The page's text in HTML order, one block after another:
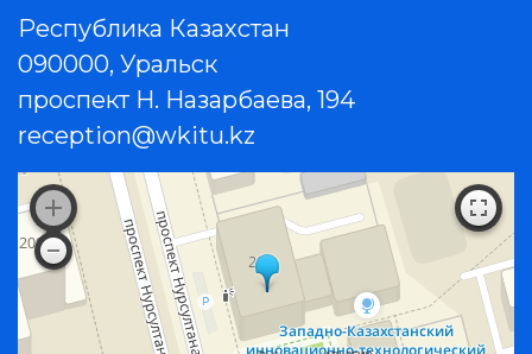
Республика Казахстан
090000, Уральск
проспект Н. Назарбаева, 194
reception@wkitu.kz